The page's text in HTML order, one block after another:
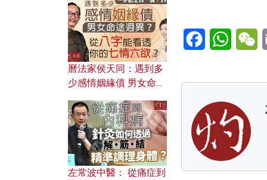
Facebook
曆法家侯天同：遇到多
少感情姻緣債 男女命途
的七情六欲？
左常波中醫： 從痛症到